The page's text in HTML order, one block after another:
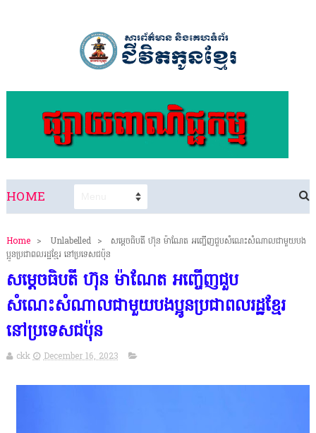
HOME
Home > Unlabelled >
សម្តេចធិបតី ហ៊ុន ម៉ាណែត អញ្ចើញជួបសំណេះសំណាលជាមួយបង
ប្អូនប្រជាពលរដ្ឋខ្មែរ នៅប្រទេសជប៉ុន
សម្តេចធិបតី ហ៊ុន ម៉ាណែត អញ្ចើញជួប
សំណេះសំណាលជាមួយបងប្អូនប្រជាពលរដ្ឋខ្មែរ
នៅប្រទេសជប៉ុន
ckk December 16, 2023